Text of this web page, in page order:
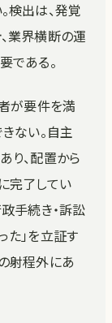
検出は、発覚
業界横断の運
である。
が要件を満
ない。自主
り、配置から
完了してい
手続き・訴訟
た」を立証す
射程外にあ